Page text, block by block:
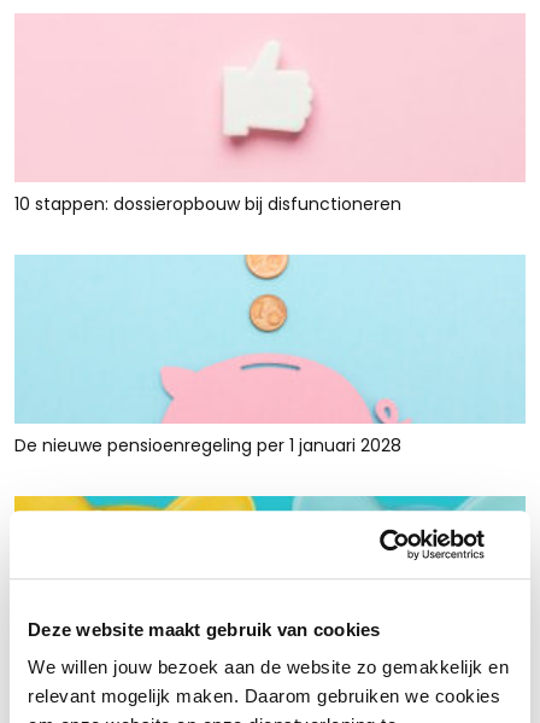
Deze website maakt gebruik van cookies
We willen jouw bezoek aan de website zo gemakkelijk en
relevant mogelijk maken. Daarom gebruiken we cookies
10 stappen: dossieropbouw bij disfunctioneren
De nieuwe pensioenregeling per 1 januari 2028
Rust en ruimte met werkkapitaalfinanciering: voor retailers
die tijdelijk krap zitten